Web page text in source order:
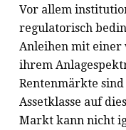
Vor allem
regulatorisch
Anleihen mit einer
ihrem
Rentenmärkte
Assetklasse auf
Markt kann nicht